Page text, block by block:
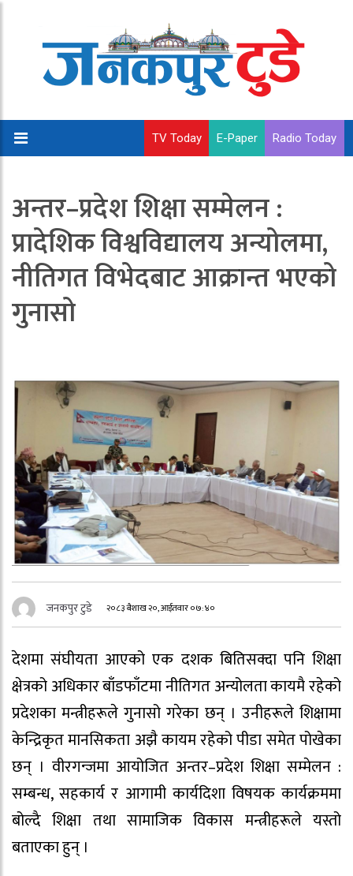
TV Today E-Paper Radio Today
अन्तर–प्रदेश शिक्षा सम्मेलन :
प्रादेशिक विश्वविद्यालय अन्योलमा,
नीतिगत विभेदबाट आक्रान्त भएको
गुनासो
जनकपुर टुडे २०८३ बैशाख २०, आईतवार ०७:४०
देशमा संघीयता आएको एक दशक बितिसक्दा पनि शिक्षा
क्षेत्रको अधिकार बाँडफाँटमा नीतिगत अन्योलता कायमै रहेको
प्रदेशका मन्त्रीहरूले गुनासो गरेका छन् । उनीहरूले शिक्षामा
केन्द्रिकृत मानसिकता अझै कायम रहेको पीडा समेत पोखेका
छन् । वीरगन्जमा आयोजित अन्तर–प्रदेश शिक्षा सम्मेलन :
सम्बन्ध, सहकार्य र आगामी कार्यदिशा विषयक कार्यक्रममा
बोल्दै शिक्षा तथा सामाजिक विकास मन्त्रीहरूले यस्तो
बताएका हुन् ।